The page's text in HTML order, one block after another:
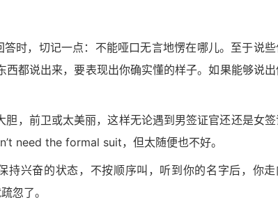
时，切记一点：不能哑口无言地愣在哪儿。至于说
都说出来，要表现出你确实懂的样子。如果能够说
，前卫或太美丽，这样无论遇到男签证官还还是女签
need the formal suit，但太随便也不好。
持兴奋的状态，不按顺序叫，听到你的名字后，你走
忽了。